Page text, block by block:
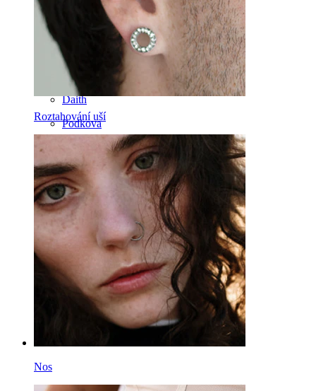
Roztahování uší
Nos
Činka
Rook
Daith
Podkova
Nástroje
Banánek
Ušní lalůček
Titan